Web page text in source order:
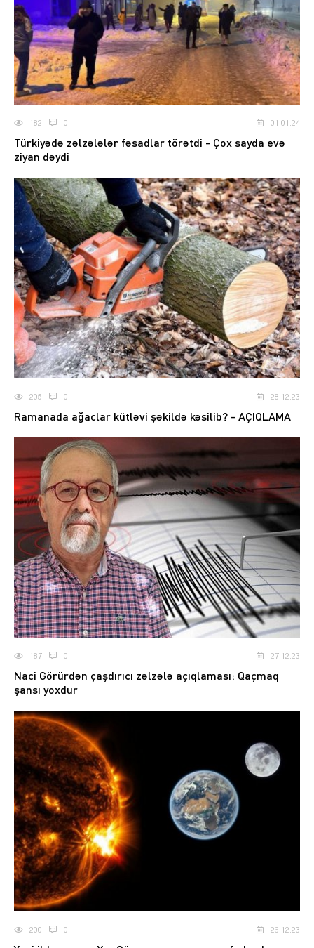
182 0 01.01.24
Türkiyədə zəlzələlər fəsadlar törətdi - Çox sayda evə
ziyan dəydi
205 0 28.12.23
Ramanada ağaclar kütləvi şəkildə kəsilib? - AÇIQLAMA
187 0 27.12.23
Naci Görürdən çaşdırıcı zəlzələ açıqlaması: Qaçmaq
şansı yoxdur
200 0 26.12.23